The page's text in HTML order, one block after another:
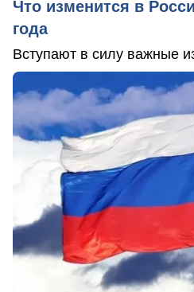
Что изменится в
года
Вступают в силу важные